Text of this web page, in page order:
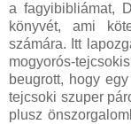
a fagyibibliámat,
könyvét, ami
számára. Itt
mogyorós-
beugrott, hogy
tejcsoki szuper
plusz